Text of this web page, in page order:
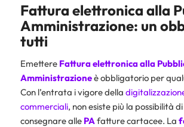
Fattura elettronica alla
Amministrazione: un
tutti
Emettere Fattura elettronica alla
Amministrazioneè obbligatorio per
Con l’entrata i vigore della
commerciali, non esiste più la possibilità
consegnare alle PAfatture cartacee. La